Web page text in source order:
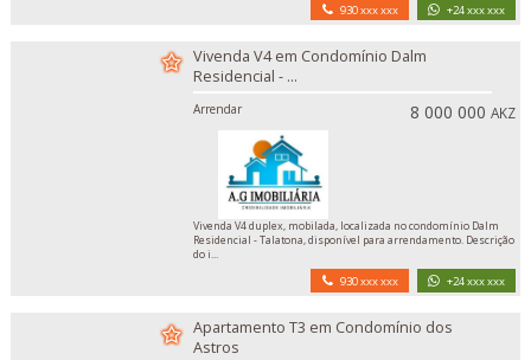
930 xxx xxx +24 xxx xxx
Vivenda V4 em Condomínio Dalm
Residencial - ...
Arrendar 8 000 000AKZ
Vivenda V4 duplex, mobilada, localizada no condomínio Dalm
Residencial - Talatona, disponível para arrendamento. Descrição
do i...
930 xxx xxx +24 xxx xxx
Apartamento T3 em Condomínio dos
Astros